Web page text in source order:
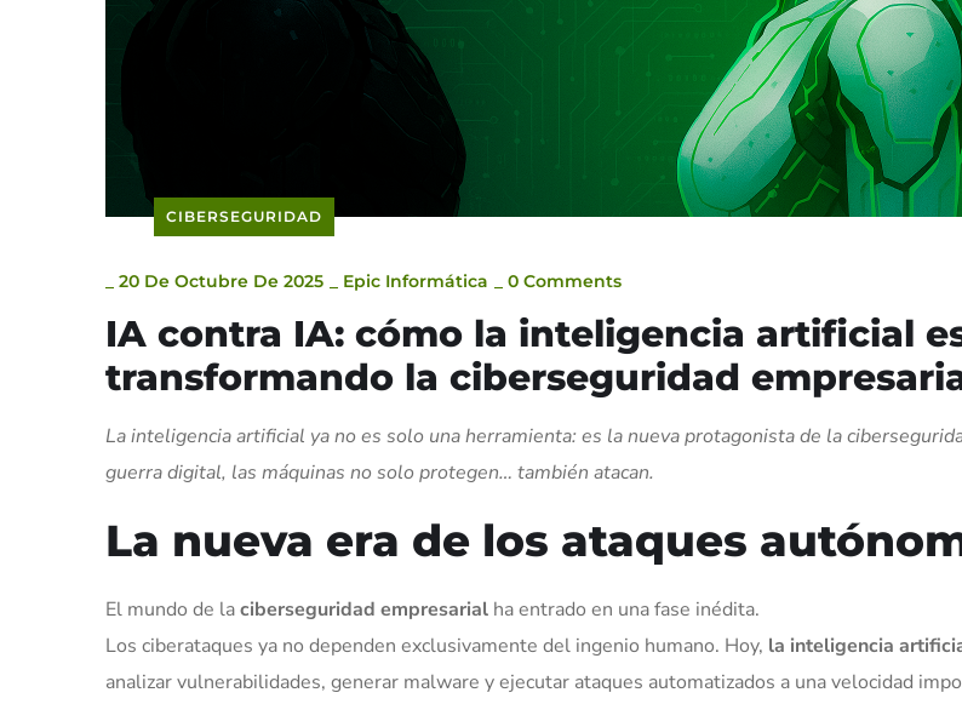
CIBERSEGURIDAD
20 De Octubre De 2025 Epic Informática 0 Comments
IA contra IA: cómo la inteligencia artificial
transformando la ciberseguridad
La inteligencia artificial ya no es solo una herramienta: es la nueva protagonista de la
guerra digital, las máquinas no solo protegen… también atacan.
La nueva era de los ataques
El mundo de laciberseguridad empresarial ha entrado en una fase inédita.
Los ciberataques ya no dependen exclusivamente del ingenio humano. Hoy, la inteligencia
analizar vulnerabilidades, generar malware y ejecutar ataques automatizados a una velocidad